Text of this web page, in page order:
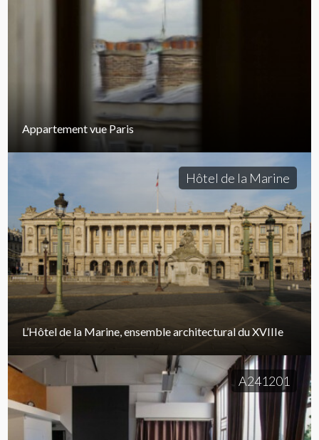
Appartement vue Paris
Hôtel de la Marine
L’Hôtel de la Marine, ensemble architectural du XVIIIe
A241201